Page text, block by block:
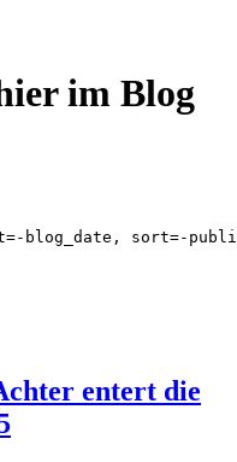
im Blog
blog_date, sort=-
entert die